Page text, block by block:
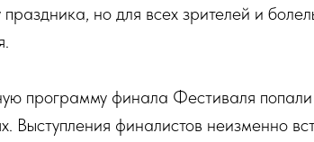
но для всех зрителей и
программу финала Фестиваля
Выступления финалистов неизменно